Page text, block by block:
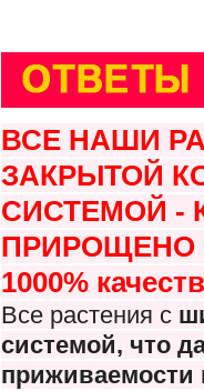
ВСЕ НАШИ
ЗАКРЫТОЙ
СИСТЕМОЙ -
ПРИРОЩЕНО
1000%
Все растения с
системой, что
приживаемости